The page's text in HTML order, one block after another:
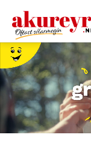
Leita